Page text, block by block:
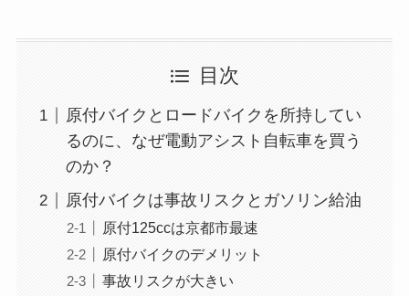
目次
原付バイクとロードバイクを所持してい
るのに、なぜ電動アシスト自転車を買う
のか？
原付バイクは事故リスクとガソリン給油
原付125ccは京都市最速
原付バイクのデメリット
事故リスクが大きい